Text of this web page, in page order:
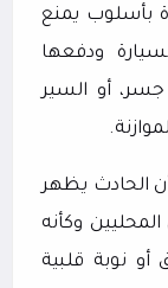
بأسلوب يمنع
ودفعها
أو السير
أن الحادث يظهر
وكأنه
نوبة قلبية